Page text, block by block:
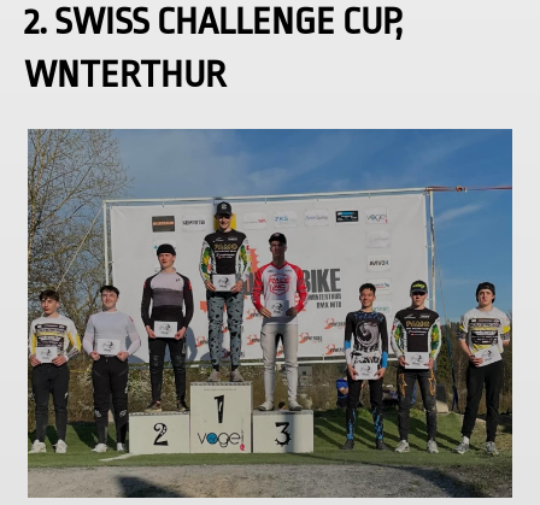
2. SWISS CHALLENGE CUP,
WNTERTHUR